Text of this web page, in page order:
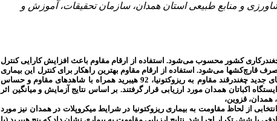
و منابع طبیعی استان همدان، سازمان تحقیقات، آموزش و
کشور محسوب می‌شود. استفاده از ارقام مقاوم باعث افزایش کارایی کنترل
قارچ‌کش­ها می‌شود. استفاده از ارقام مقاوم بهترین راهکار برای کنترل
این بیماری
جدید چغندرقند مقاوم به
ریزوکتونیا، 92 هیبرید همراه با شاهدهای مقاوم و حساس
1395 در مزرعه تحقیقاتی ایستگاه اکباتان همدان مورد ارزیابی قرار گرفتند. بر اساس نتایج آزمایش و میانگین اثر
هیبریدهای انتخابی از لحاظ مقاومت به بیماری ریزوکتونیا در شرایط میکروپلات در همدان نیز مورد